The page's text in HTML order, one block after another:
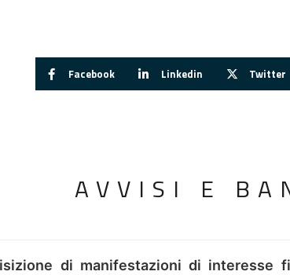
Facebook Linkedin Twitter
AVVISI E
di manifestazioni di interesse